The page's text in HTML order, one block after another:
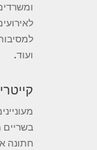
ועוד.
חתונה